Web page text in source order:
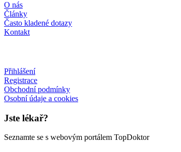
O nás
Články
Často kladené dotazy
Kontakt
Přihlášení
Registrace
Obchodní podmínky
Osobní údaje a cookies
Jste lékař?
Seznamte se s webovým portálem TopDoktor